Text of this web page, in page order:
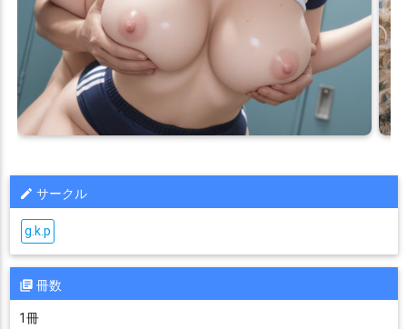
サークル
g.k.p
冊数
1冊